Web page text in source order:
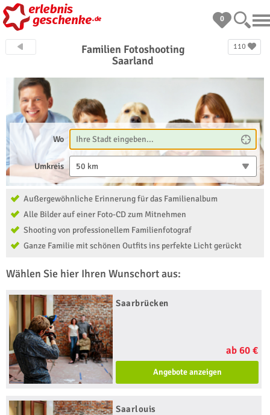
0
110
Familien Fotoshooting
Saarland
Wo
Umkreis 50 km
Außergewöhnliche Erinnerung für das Familienalbum
Alle Bilder auf einer Foto-CD zum Mitnehmen
Shooting von professionellem Familienfotograf
Ganze Familie mit schönen Outfits ins perfekte Licht gerückt
Wählen Sie hier Ihren Wunschort aus:
Saarbrücken
ab 60 €
Angebote anzeigen
Saarlouis